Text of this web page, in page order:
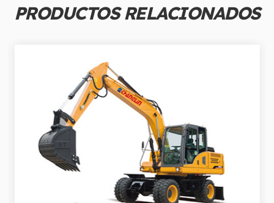
PRODUCTOS RELACIONADOS